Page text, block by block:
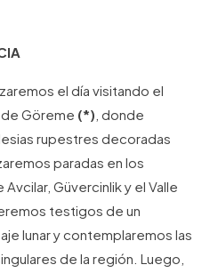
el día visitando el
de Göreme (*) , donde
rupestres decoradas
paradas en los
Güvercinlik y el Valle
testigos de un
lunar y contemplaremos las
de la región. Luego,